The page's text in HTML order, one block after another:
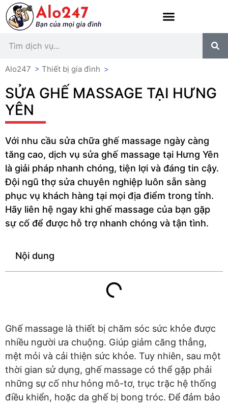
Alo247 > Thiết bị gia đình >
SỬA GHẾ MASSAGE TẠI HƯNG
YÊN
Với nhu cầu sửa chữa ghế massage ngày càng
tăng cao, dịch vụ sửa ghế massage tại Hưng Yên
là giải pháp nhanh chóng, tiện lợi và đáng tin cậy.
Đội ngũ thợ sửa chuyên nghiệp luôn sẵn sàng
phục vụ khách hàng tại mọi địa điểm trong tỉnh.
Hãy liên hệ ngay khi ghế massage của bạn gặp
sự cố để được hỗ trợ nhanh chóng và tận tình.
Nội dung
Ghế massage là thiết bị chăm sóc sức khỏe được
nhiều người ưa chuộng. Giúp giảm căng thẳng,
mệt mỏi và cải thiện sức khỏe. Tuy nhiên, sau một
thời gian sử dụng, ghế massage có thể gặp phải
những sự cố như hỏng mô-tơ, trục trặc hệ thống
điều khiển, hoặc da ghế bị bong tróc. Để đảm bảo